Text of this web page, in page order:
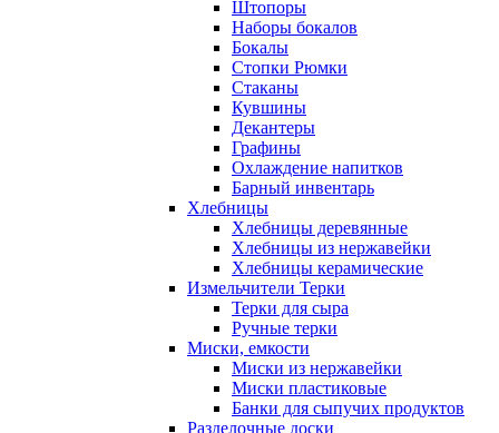
Штопоры
Наборы бокалов
Бокалы
Стопки Рюмки
Стаканы
Кувшины
Декантеры
Графины
Охлаждение напитков
Барный инвентарь
Хлебницы
Хлебницы деревянные
Хлебницы из нержавейки
Хлебницы керамические
Измельчители Терки
Терки для сыра
Ручные терки
Миски, емкости
Миски из нержавейки
Миски пластиковые
Банки для сыпучих продуктов
Разделочные доски